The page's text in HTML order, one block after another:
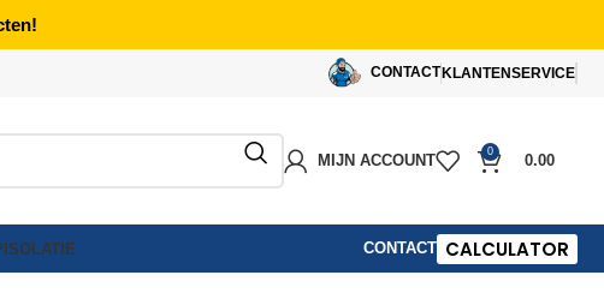
CONTACT KLANTENSERVICE
MIJN ACCOUNT
0
0.00
ISOLATIE CONTACT CALCULATOR